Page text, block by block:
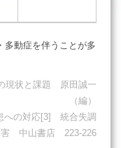
多動症を伴うことが多
現状と課題 原田誠一
（編）
への対応[3] 統合失調
害 中山書店 223-226